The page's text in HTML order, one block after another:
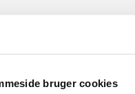
bruger cookies
åbent Ring og